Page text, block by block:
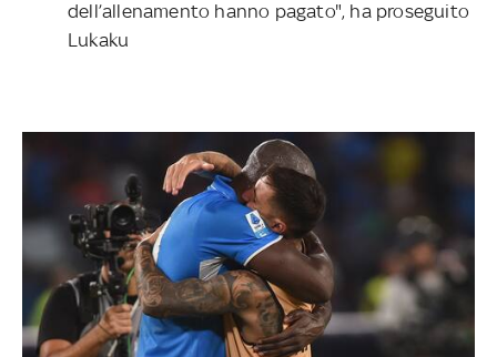
dell’allenamento hanno pagato", ha proseguito
Lukaku